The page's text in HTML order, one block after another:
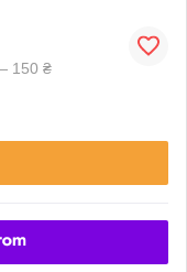
150 ₴